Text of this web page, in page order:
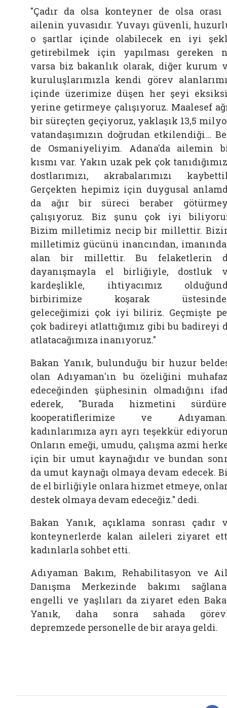
"Çadır da olsa konteyner de olsa orası
ailenin yuvasıdır. Yuvayı güvenli,
o şartlar içinde olabilecek en iyi
getirebilmek için yapılması gereken
varsa biz bakanlık olarak, diğer kurum
kuruluşlarımızla kendi görev
içinde üzerimize düşen her şeyi
yerine getirmeye çalışıyoruz. Maalesef
bir süreçten geçiyoruz, yaklaşık 13,5
vatandaşımızın doğrudan etkilendiği...
de Osmaniyeliyim. Adana'da ailemin
kısmı var. Yakın uzak pek çok
dostlarımızı, akrabalarımızı
Gerçekten hepimiz için duygusal
da ağır bir süreci beraber
çalışıyoruz. Biz şunu çok iyi
Bizim milletimiz necip bir millettir.
milletimiz gücünü inancından,
alan bir millettir. Bu felaketlerin
dayanışmayla el birliğiyle, dostluk
kardeşlikle, ihtiyacımız
birbirimize koşarak
geleceğimizi çok iyi biliriz. Geçmişte
çok badireyi atlattığımız gibi bu badireyi
atlatacağımıza inanıyoruz."
Bakan Yanık, bulunduğu bir huzur
olan Adıyaman'ın bu özeliğini
edeceğinden şüphesinin olmadığını
ederek, "Burada hizmetini
kooperatiflerimize ve
kadınlarımıza ayrı ayrı teşekkür
Onların emeği, umudu, çalışma azmi
için bir umut kaynağıdır ve bundan
da umut kaynağı olmaya devam edecek.
de el birliğiyle onlara hizmet etmeye,
destek olmaya devam edeceğiz." dedi.
Bakan Yanık, açıklama sonrası çadır
konteynerlerde kalan aileleri ziyaret
kadınlarla sohbet etti.
Adıyaman Bakım, Rehabilitasyon ve
Danışma Merkezinde bakımı
engelli ve yaşlıları da ziyaret eden
Yanık, daha sonra sahada
depremzede personelle de bir araya geldi.